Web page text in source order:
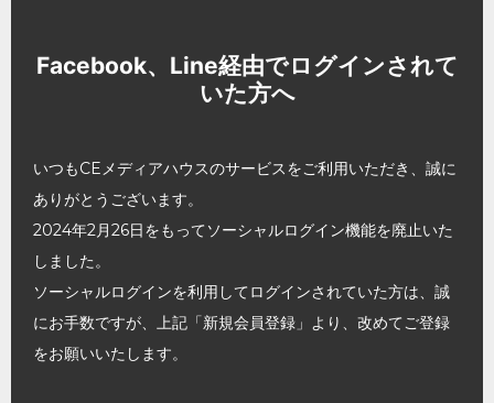
Facebook、Line経由でログインされて
いた方へ
いつもCEメディアハウスのサービスをご利用いただき、誠に
ありがとうございます。
2024年2月26日をもってソーシャルログイン機能を廃止いた
しました。
ソーシャルログインを利用してログインされていた方は、誠
にお手数ですが、上記「新規会員登録」より、改めてご登録
をお願いいたします。